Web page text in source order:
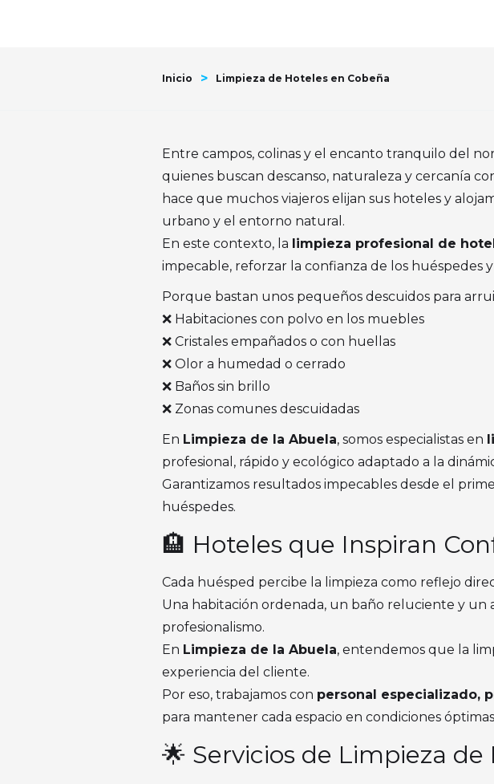
Inicio > Limpieza de Hoteles en Cobeña
Entre campos, colinas y el encanto tranquilo del
quienes buscan descanso, naturaleza y cercanía
hace que muchos viajeros elijan sus hoteles y
urbano y el entorno natural.
En este contexto, la limpieza profesional de
impecable, reforzar la confianza de los
Porque bastan unos pequeños descuidos para
❌ Habitaciones con polvo en los muebles
❌ Cristales empañados o con huellas
❌ Olor a humedad o cerrado
❌ Baños sin brillo
❌ Zonas comunes descuidadas
En Limpieza de la Abuela, somos especialistas en
profesional, rápido y ecológico adaptado a la
Garantizamos resultados impecables desde el
huéspedes.
🏨 Hoteles que Inspiran
Cada huésped percibe la limpieza como reflejo
Una habitación ordenada, un baño reluciente y un
profesionalismo.
En Limpieza de la Abuela, entendemos que la
experiencia del cliente.
Por eso, trabajamos con personal especializado,
para mantener cada espacio en condiciones
🌟 Servicios de Limpieza